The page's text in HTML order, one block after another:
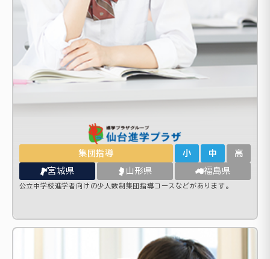
集団指導 小 中 高
宮城県 山形県 福島県
公立中学校進学者向けの少人数制集団指導コースなどがあります。